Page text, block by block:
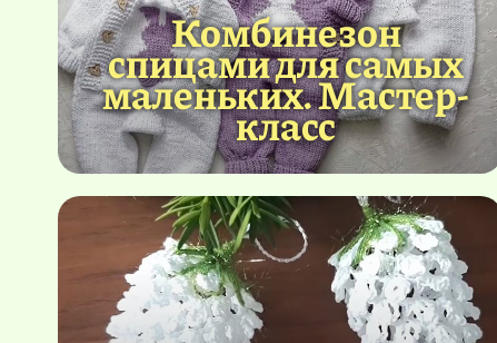
Комбинезон
спицами для самых
маленьких. Мастер-
класс